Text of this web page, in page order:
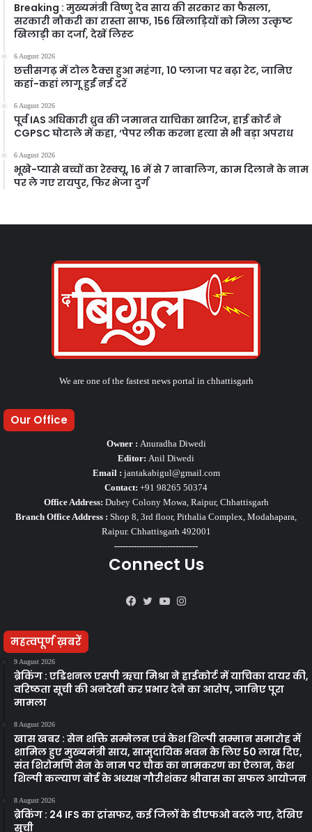
Breaking : मुख्यमंत्री विष्णु देव साय की सरकार का फैसला,
सरकारी नौकरी का रास्ता साफ, 156 खिलाड़ियों को मिला उत्कृष्ट
खिलाड़ी का दर्जा, देखें लिस्‍ट
6 August 2026
छत्तीसगढ़ में टोल टैक्स हुआ महंगा, 10 प्लाजा पर बढ़ा रेट, जानिए
कहां-कहां लागू हुईं नई दरें
6 August 2026
पूर्व IAS अधिकारी ध्रुव की जमानत याचिका खारिज, हाई कोर्ट ने
CGPSC घोटाले में कहा, ‘पेपर लीक करना हत्या से भी बड़ा अपराध
6 August 2026
भूखे-प्यासे बच्चों का रेस्क्यू, 16 में से 7 नाबालिग, काम दिलाने के नाम
पर ले गए रायपुर, फिर भेजा दुर्ग
We are one of the fastest news portal in chhattisgarh
Our Office
Owner : Anuradha Diwedi
Editor: Anil Diwedi
Email : jantakabigul@gmail.com
Contact: +91 98265 50374
Office Address: Dubey Colony Mowa, Raipur, Chhattisgarh
Branch Office Address : Shop 8, 3rd floor, Pithalia Complex, Modahapara,
Raipur. Chhattisgarh 492001
------------------------------
Connect Us
Facebook
TwitterYouTube
महत्वपूर्ण ख़बरें
9 August 2026
ब्रेकिंग : एडिशनल एसपी ऋचा मिश्रा ने हाईकोर्ट में याचिका दायर की,
वरिष्ठता सूची की अनदेखी कर प्रभार देने का आरोप, जानिए पूरा
मामला
8 August 2026
खास खबर : सेन शक्ति सम्मेलन एवं केश शिल्पी सम्मान समारोह में
शामिल हुए मुख्यमंत्री साय, सामुदायिक भवन के लिए 50 लाख दिए,
संत शिरोमणि सेन के नाम पर चौक का नामकरण का ऐलान, केश
शिल्पी कल्याण बोर्ड के अध्यक्ष गौरीशंकर श्रीवास का सफल आयोजन
8 August 2026
ब्रेकिंग : 24 IFS का ट्रांसफर, कई जिलों के डीएफओ बदले गए, देखिए
सूची